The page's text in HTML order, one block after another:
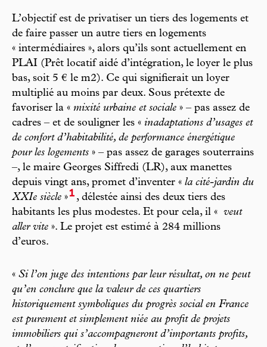
L’objectif est de privatiser un tiers des logements et
de faire passer un autre tiers en logements
« intermédiaires », alors qu’ils sont actuellement en
PLAI (Prêt locatif aidé d’intégration, le loyer le plus
bas, soit 5 € le m2). Ce qui signifierait un loyer
multiplié au moins par deux. Sous prétexte de
favoriser la « mixité urbaine et sociale » – pas assez de
cadres – et de souligner les « inadaptations d’usages et
de confort d’habitabilité, de performance énergétique
pour les logements » – pas assez de garages souterrains
–, le maire Georges Siffredi (LR), aux manettes
depuis vingt ans, promet d’inventer « la cité-jardin du
XXIe siècle »1 , délestée ainsi des deux tiers des
habitants les plus modestes. Et pour cela, il « veut
aller vite ». Le projet est estimé à 284 millions
d’euros.
« Si l’on juge des intentions par leur résultat, on ne peut
qu’en conclure que la valeur de ces quartiers
historiquement symboliques du progrès social en France
est purement et simplement niée au profit de projets
immobiliers qui s’accompagneront d’importants profits,